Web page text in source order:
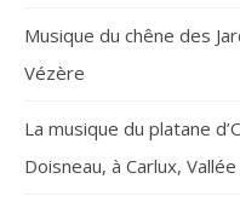
Musique du chêne des
Vézère
La musique du platane
Doisneau, à Carlux,